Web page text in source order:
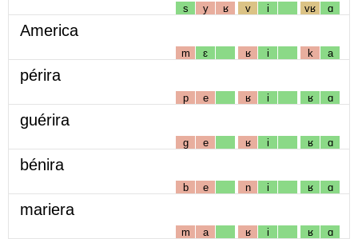
s y ʁ v i vʁ ɑ
America
m ɛ ʁ i k a
périra
p e ʁ i ʁ ɑ
guérira
g e ʁ i ʁ ɑ
bénira
b e n i ʁ ɑ
mariera
m a ʁ i ʁ ɑ